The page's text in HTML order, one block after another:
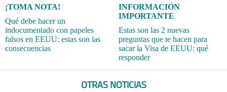
¡TOMA NOTA!
Qué debe hacer un
indocumentado con papeles
falsos en EEUU: estas son las
consecuencias
INFORMACIÓN
IMPORTANTE
Estas son las 2 nuevas
preguntas que te hacen para
sacar la Visa de EEUU: qué
responder
OTRAS NOTICIAS